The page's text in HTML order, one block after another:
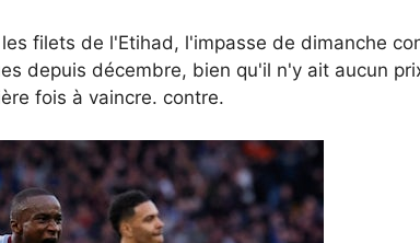
filets de l'Etihad, l'impasse de dimanche
depuis décembre, bien qu'il n'y ait aucun
fois à vaincre. contre.